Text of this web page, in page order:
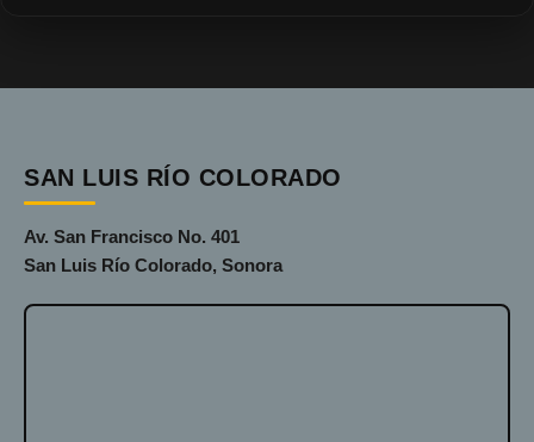
SAN LUIS RÍO COLORADO
Av. San Francisco No. 401
San Luis Río Colorado, Sonora